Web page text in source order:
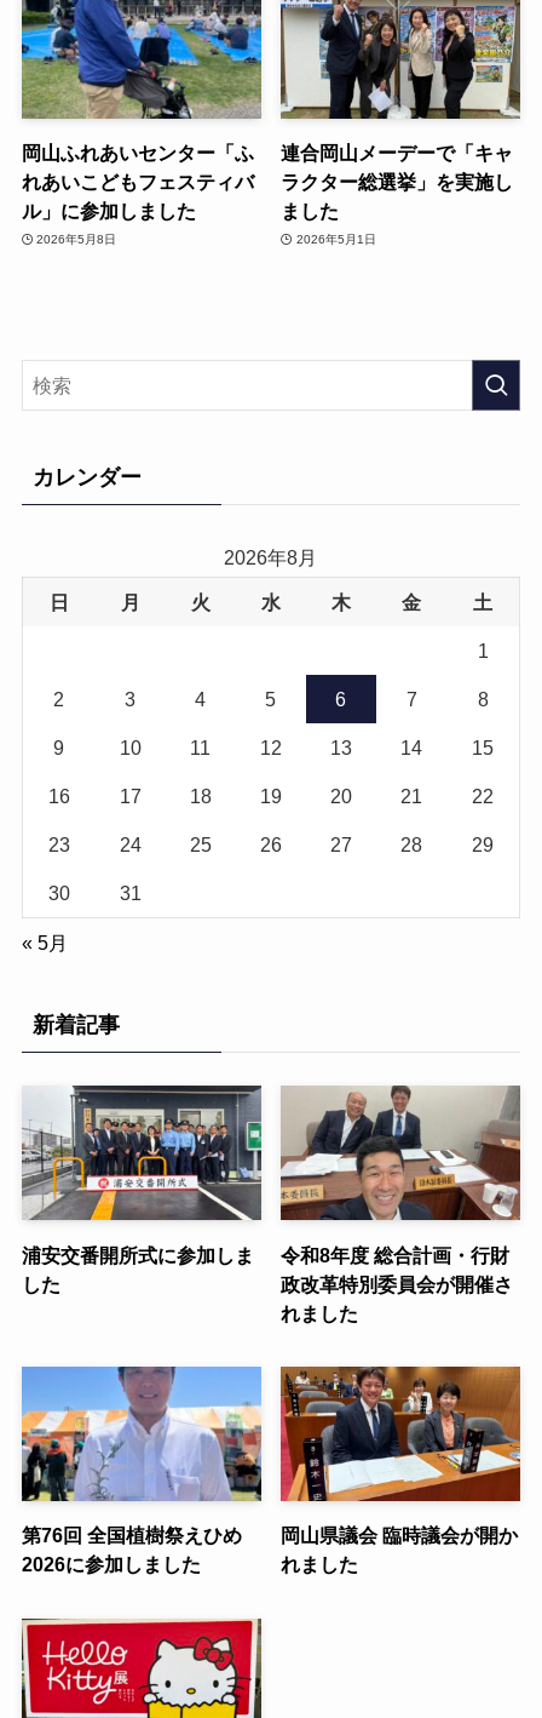
岡山ふれあいセンター「ふ
れあいこどもフェスティバ
ル」に参加しました
2026年5月8日
連合岡山メーデーで「キャ
ラクター総選挙」を実施し
ました
2026年5月1日
カレンダー
2026年8月
日 月 火 水 木 金 土
1
2 3 4 5 6 7 8
9 10 11 12 13 14 15
16 17 18 19 20 21 22
23 24 25 26 27 28 29
30 31
« 5月
新着記事
浦安交番開所式に参加しま
した
令和8年度 総合計画・行財
政改革特別委員会が開催さ
れました
第76回 全国植樹祭えひめ
2026に参加しました
岡山県議会 臨時議会が開か
れました